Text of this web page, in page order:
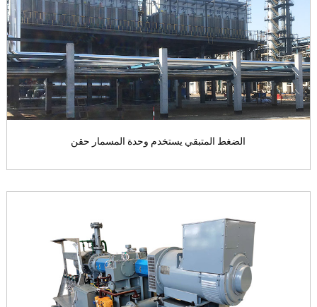
استنادا إلى مبدا دورة لانغكن ا...
View the product 
الضغط المتبقي يستخدم وحدة المسمار حقن
الضغط المسمار حقن مجموعة مولد ...
View the product 